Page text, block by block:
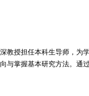
授担任本科生导师，为
与掌握基本研究方法。通